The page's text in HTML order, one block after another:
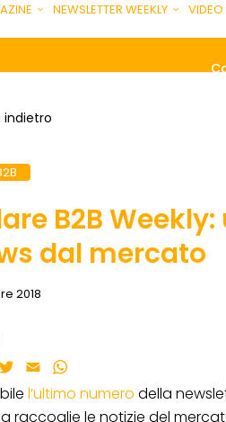
NEWSLETTER WEEKLY
indietro
B2B
dal mercato
2018
LinkedInTwitter
Email
l’ultimo numero della
raccoglie le notizie del